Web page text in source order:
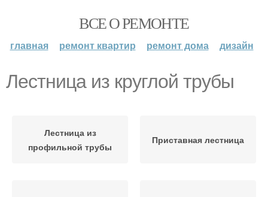
ВСЕ О РЕМОНТЕ
главная ремонт квартир ремонт дома дизайн
Лестница из круглой трубы
Лестница из
профильной трубы
Приставная лестница